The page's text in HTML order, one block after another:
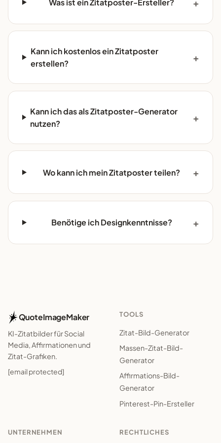
Was ist ein Zitatposter-Ersteller?
Kann ich kostenlos ein Zitatposter
erstellen?
Kann ich das als Zitatposter-Generator
nutzen?
Wo kann ich mein Zitatposter teilen?
Benötige ich Designkenntnisse?
QuoteImageMaker
KI-Zitatbilder für Social
Media, Affirmationen und
Zitat-Grafiken.
[email protected]
TOOLS
Zitat-Bild-Generator
Massen-Zitat-Bild-
Generator
Affirmations-Bild-
Generator
Pinterest-Pin-Ersteller
UNTERNEHMEN RECHTLICHES